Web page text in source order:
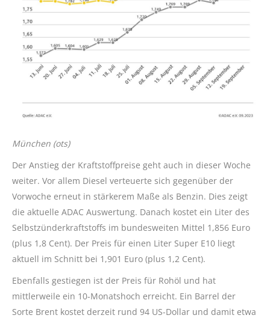
München (ots)
Der Anstieg der Kraftstoffpreise geht auch in dieser Woche
weiter. Vor allem Diesel verteuerte sich gegenüber der
Vorwoche erneut in stärkerem Maße als Benzin. Dies zeigt
die aktuelle ADAC Auswertung. Danach kostet ein Liter des
Selbstzünderkraftstoffs im bundesweiten Mittel 1,856 Euro
(plus 1,8 Cent). Der Preis für einen Liter Super E10 liegt
aktuell im Schnitt bei 1,901 Euro (plus 1,2 Cent).
Ebenfalls gestiegen ist der Preis für Rohöl und hat
mittlerweile ein 10-Monatshoch erreicht. Ein Barrel der
Sorte Brent kostet derzeit rund 94 US-Dollar und damit etwa